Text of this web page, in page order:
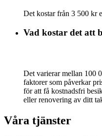
Det kostar från 3 500 kr
Vad kostar det att
Det varierar mellan 100
faktorer som påverkar
för att få kostnadsfri
eller renovering av ditt
Våra tjänster